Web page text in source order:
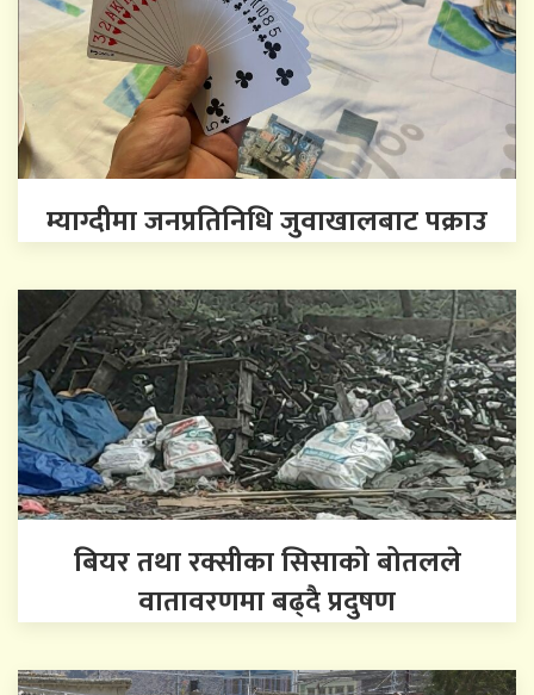
म्याग्दीमा जनप्रतिनिधि जुवाखालबाट पक्राउ
बियर तथा रक्सीका सिसाको बोतलले
वातावरणमा बढ्दै प्रदुषण